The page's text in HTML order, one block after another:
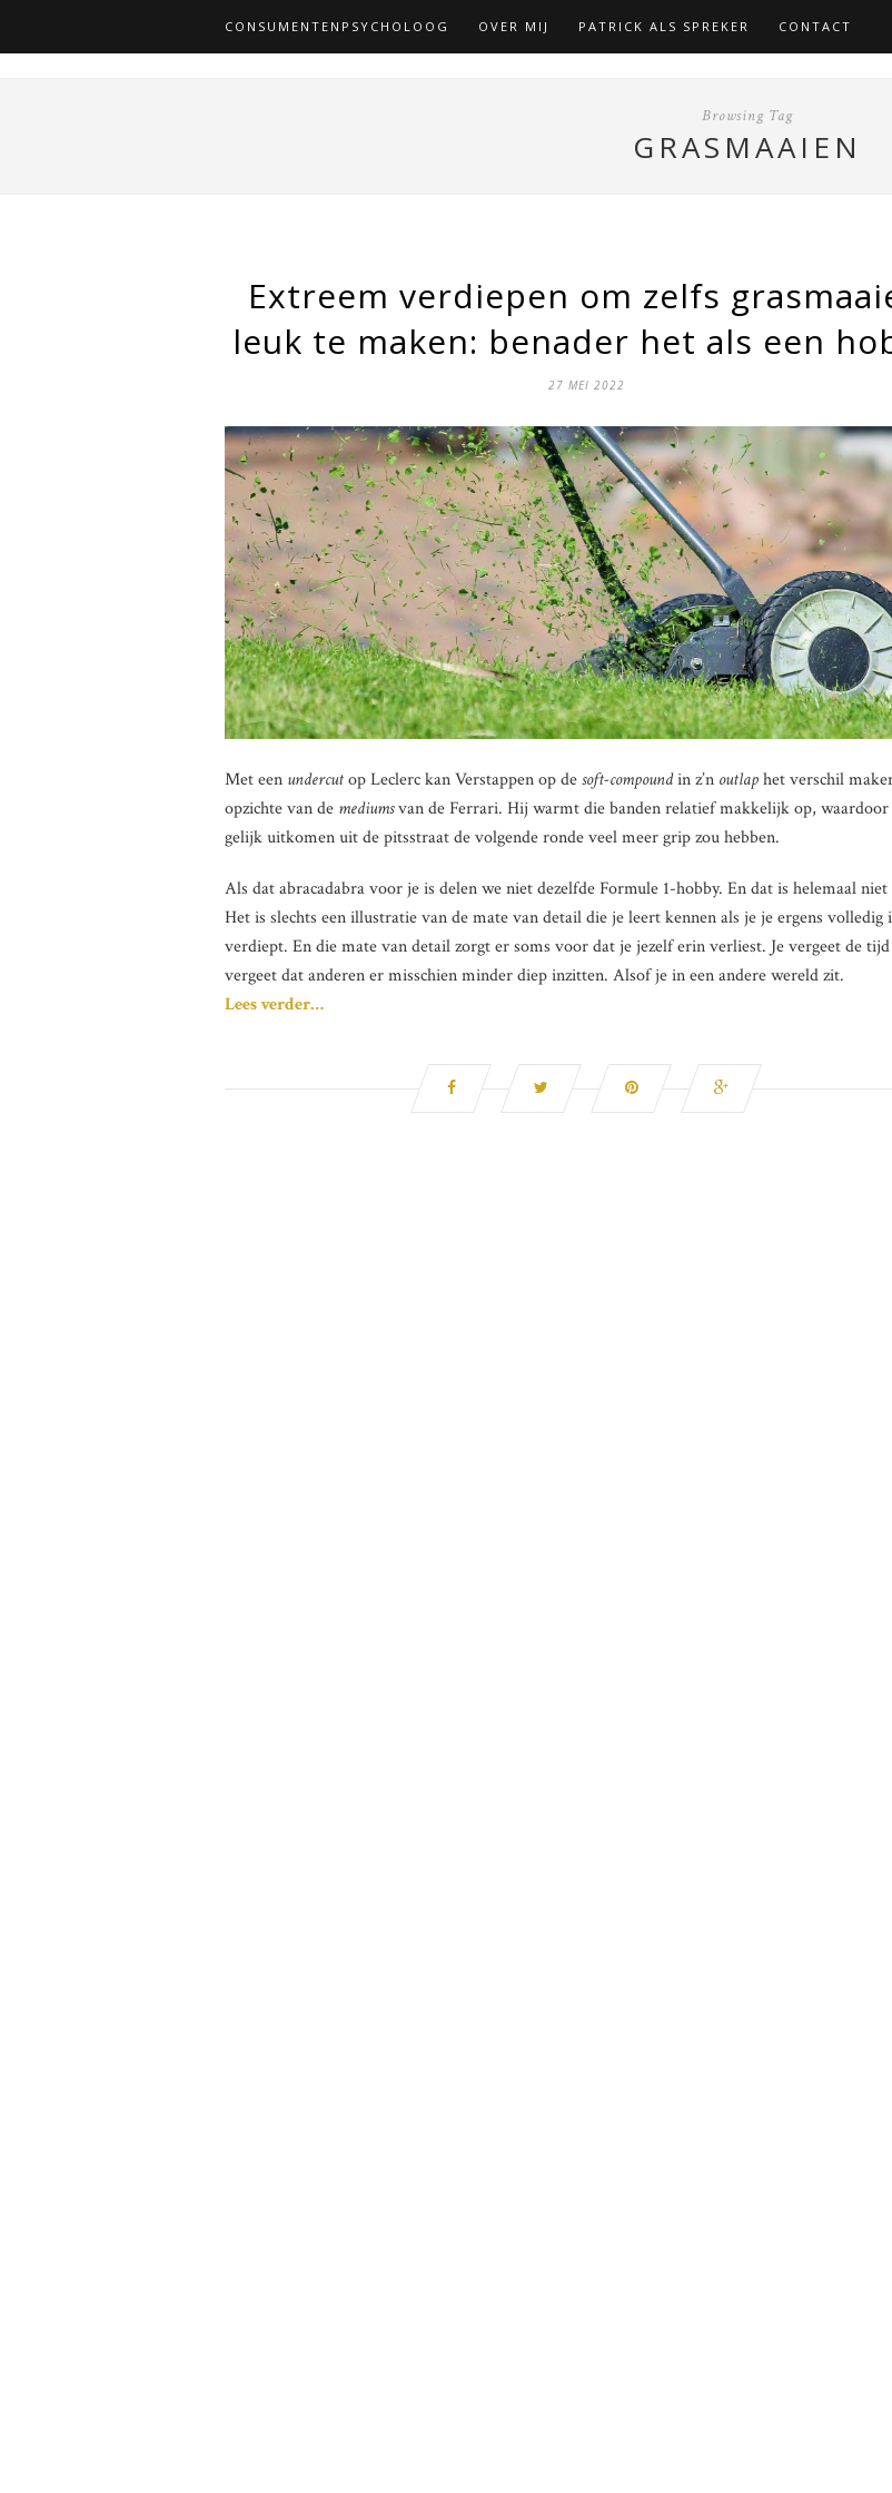
CONSUMENTENPSYCHOLOOG OVER MIJ PATRICK ALS SPREKER CONTACT
Browsing Tag
GRASMAAIEN
Extreem verdiepen om zelfs
leuk te maken: benader het als een
27 MEI 2022
Met een undercutop Leclerc kan Verstappen op desoft-compoundin z’n outlaphet verschil
opzichte van de mediumsvan de Ferrari. Hij warmt die banden relatief makkelijk op,
gelijk uitkomen uit de pitsstraat de volgende ronde veel meer grip zou hebben.
Als dat abracadabra voor je is delen we niet dezelfde Formule 1-hobby. En dat is helemaal niet
Het is slechts een illustratie van de mate van detail die je leert kennen als je je ergens volledig
verdiept. En die mate van detail zorgt er soms voor dat je jezelf erin verliest. Je vergeet de
vergeet dat anderen er misschien minder diep inzitten. Alsof je in een andere wereld zit.
Lees verder…